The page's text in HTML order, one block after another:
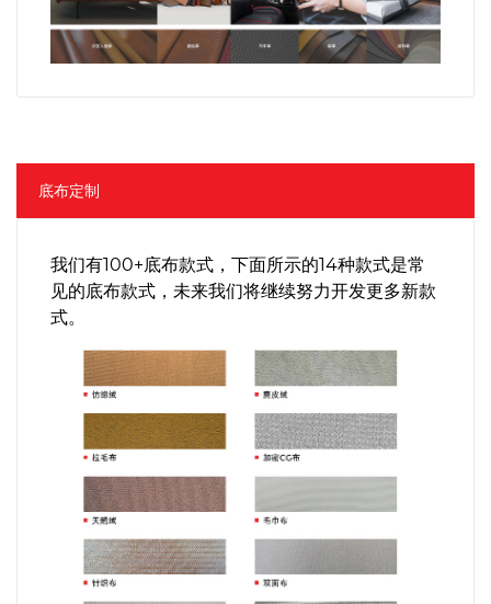
底布定制
我们有100+底布款式，下面所示的14种款式是常
见的底布款式，未来我们将继续努力开发更多新款
式。